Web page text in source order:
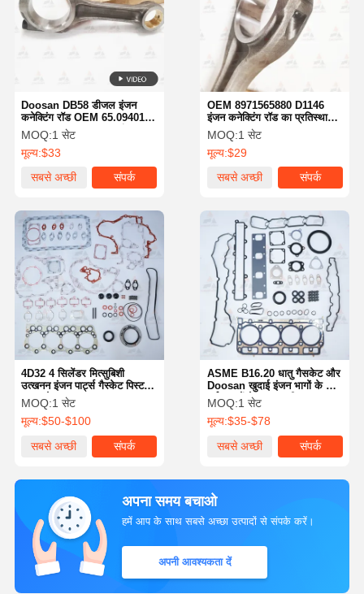
Doosan DB58 डीजल इंजन
कनेक्टिंग रॉड OEM 65.09401-
6015 65.09401-6002 इंजन
कनेक्टिंग रॉड
MOQ:1 सेट
मूल्य:$33
सबसे अच्छी
संपर्क
OEM 8971565880 D1146
इंजन कनेक्टिंग रॉड का प्रतिस्थापन
Isuzu D1146-T Komatsu
PC200 के लिए
MOQ:1 सेट
मूल्य:$29
सबसे अच्छी
संपर्क
4D32 4 सिलेंडर मित्सुबिशी
उत्खनन इंजन पार्ट्स गैस्केट पिस्टन
असर सेट OE ME018297
MOQ:1 सेट
मूल्य:$50-$100
सबसे अच्छी
संपर्क
ASME B16.20 धातु गैसकेट और
Doosan खुदाई इंजन भागों के लिए
पूर्ण घटकों के साथ भारी शुल्क
Doosan DB58 खुदाई पुनर्निर्माण
किट
MOQ:1 सेट
मूल्य:$35-$78
सबसे अच्छी
संपर्क
अपना समय बचाओ
हमें आप के साथ सबसे अच्छा उत्पादों से संपर्क करें।
अपनी आवश्यकता दें